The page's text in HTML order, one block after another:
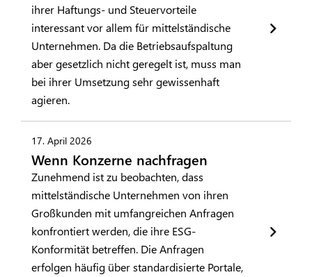
ihrer Haftungs- und Steuervorteile
interessant vor allem für mittelständische
Unternehmen. Da die Betriebsaufspaltung
aber gesetzlich nicht geregelt ist, muss man
bei ihrer Umsetzung sehr gewissenhaft
agieren.
17. April 2026
Wenn Konzerne nachfragen
Zunehmend ist zu beobachten, dass
mittelständische Unternehmen von ihren
Großkunden mit umfangreichen Anfragen
konfrontiert werden, die ihre ESG-
Konformität betreffen. Die Anfragen
erfolgen häufig über standardisierte Portale,